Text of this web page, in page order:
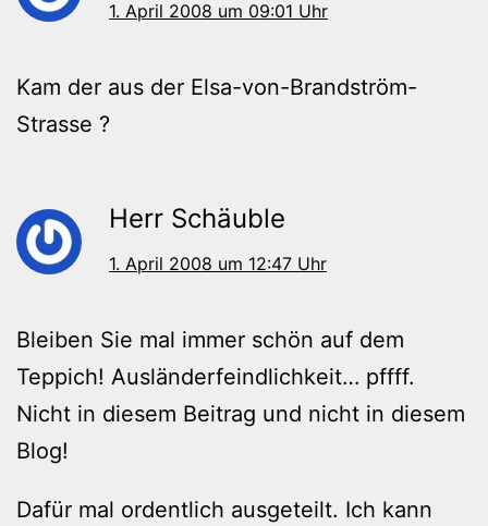
1. April 2008 um 09:01 Uhr
Kam der aus der Elsa-von-Brandström-
Strasse ?
Herr Schäuble
1. April 2008 um 12:47 Uhr
Bleiben Sie mal immer schön auf dem
Teppich! Ausländerfeindlichkeit… pffff.
Nicht in diesem Beitrag und nicht in diesem
Blog!
Dafür mal ordentlich ausgeteilt. Ich kann